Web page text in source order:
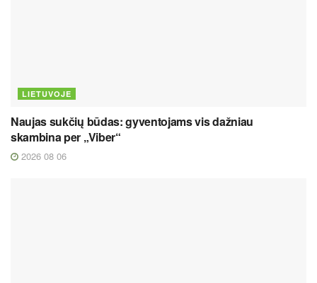
LIETUVOJE
Naujas sukčių būdas: gyventojams vis dažniau
skambina per „Viber“
2026 08 06